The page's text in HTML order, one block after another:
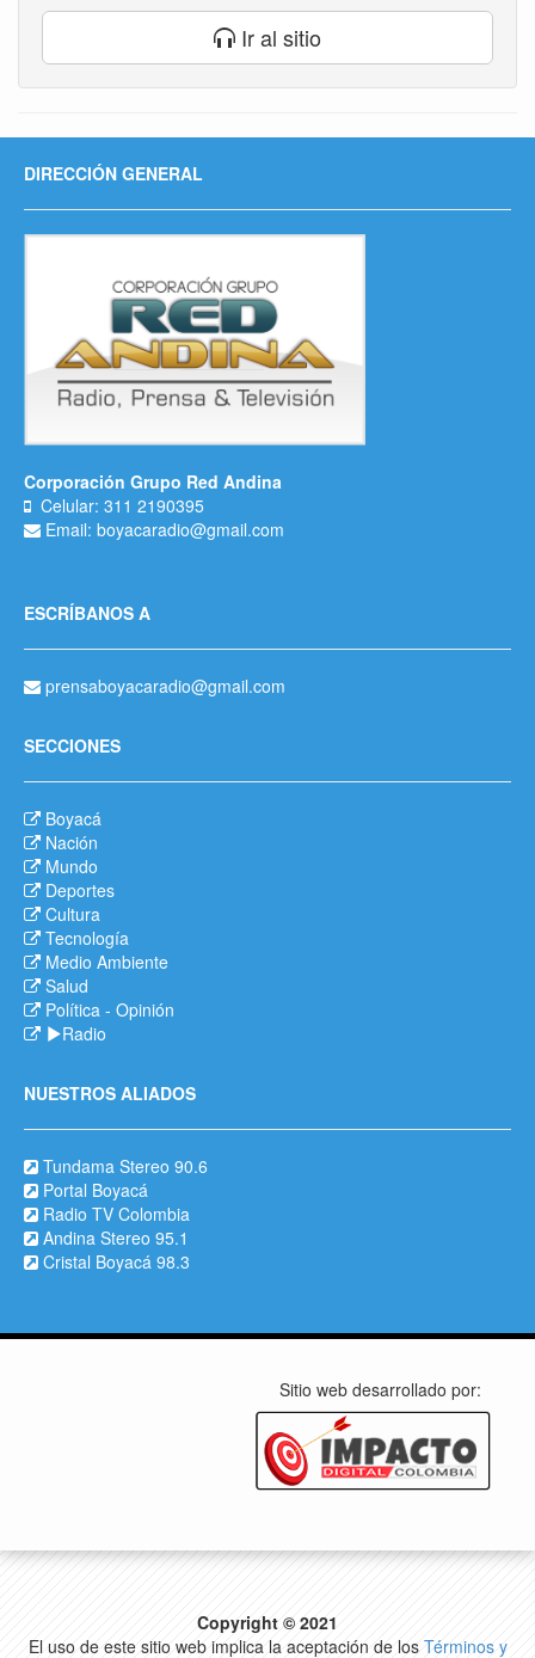
Ir al sitio
DIRECCIÓN GENERAL
Corporación Grupo Red Andina
Celular: 311 2190395
Email: boyacaradio@gmail.com
ESCRÍBANOS A
prensaboyacaradio@gmail.com
SECCIONES
Boyacá
Nación
Mundo
Deportes
Cultura
Tecnología
Medio Ambiente
Salud
Política - Opinión
Radio
NUESTROS ALIADOS
Tundama Stereo 90.6
Portal Boyacá
Radio TV Colombia
Andina Stereo 95.1
Cristal Boyacá 98.3
Sitio web desarrollado por:
Copyright © 2021
El uso de este sitio web implica la aceptación de los Términos y